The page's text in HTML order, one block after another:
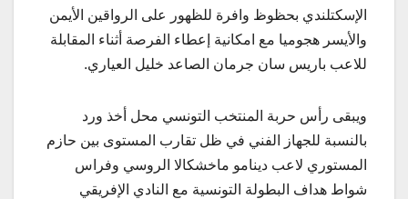
الإسكتلندي بحظوظ وافرة للظهور على الرواقين الأيمن
والأيسر هجوميا مع امكانية إعطاء الفرصة أثناء المقابلة
للاعب باريس سان جرمان الصاعد خليل العياري.
ويبقى رأس حربة المنتخب التونسي محل أخذ ورد
بالنسبة للجهاز الفني في ظل تقارب المستوى بين حازم
المستوري لاعب دينامو ماخشكالا الروسي وفراس
شواط هداف البطولة التونسية مع النادي الإفريقي